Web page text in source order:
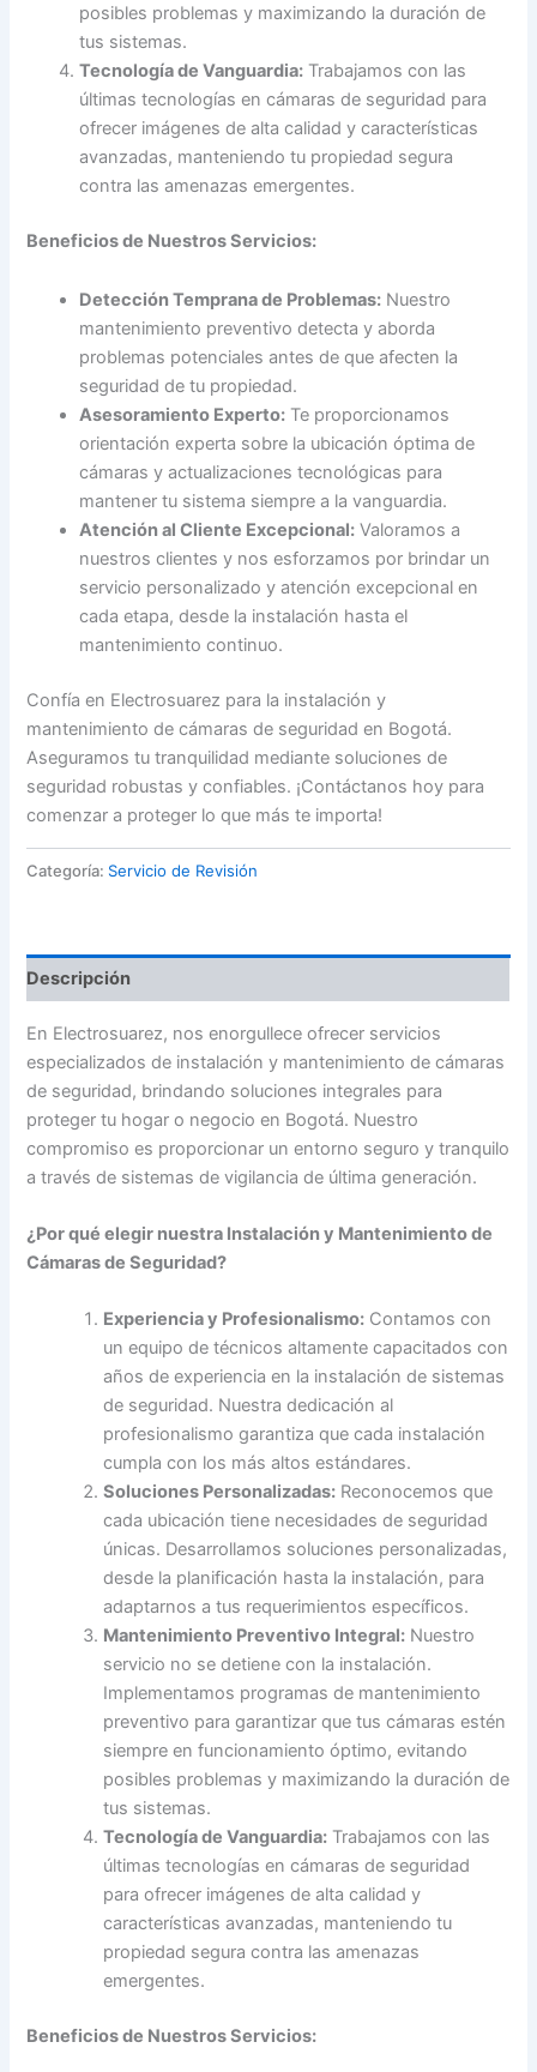
posibles problemas y maximizando la duración de
tus sistemas.
Tecnología de Vanguardia: Trabajamos con las
últimas tecnologías en cámaras de seguridad para
ofrecer imágenes de alta calidad y características
avanzadas, manteniendo tu propiedad segura
contra las amenazas emergentes.
Beneficios de Nuestros Servicios:
Detección Temprana de Problemas: Nuestro
mantenimiento preventivo detecta y aborda
problemas potenciales antes de que afecten la
seguridad de tu propiedad.
Asesoramiento Experto: Te proporcionamos
orientación experta sobre la ubicación óptima de
cámaras y actualizaciones tecnológicas para
mantener tu sistema siempre a la vanguardia.
Atención al Cliente Excepcional: Valoramos a
nuestros clientes y nos esforzamos por brindar un
servicio personalizado y atención excepcional en
cada etapa, desde la instalación hasta el
mantenimiento continuo.
Confía en Electrosuarez para la instalación y
mantenimiento de cámaras de seguridad en Bogotá.
Aseguramos tu tranquilidad mediante soluciones de
seguridad robustas y confiables. ¡Contáctanos hoy para
comenzar a proteger lo que más te importa!
Categoría: Servicio de Revisión
Descripción
En Electrosuarez, nos enorgullece ofrecer servicios
especializados de instalación y mantenimiento de cámaras
de seguridad, brindando soluciones integrales para
proteger tu hogar o negocio en Bogotá. Nuestro
compromiso es proporcionar un entorno seguro y tranquilo
a través de sistemas de vigilancia de última generación.
¿Por qué elegir nuestra Instalación y Mantenimiento de
Cámaras de Seguridad?
Experiencia y Profesionalismo: Contamos con
un equipo de técnicos altamente capacitados con
años de experiencia en la instalación de sistemas
de seguridad. Nuestra dedicación al
profesionalismo garantiza que cada instalación
cumpla con los más altos estándares.
Soluciones Personalizadas: Reconocemos que
cada ubicación tiene necesidades de seguridad
únicas. Desarrollamos soluciones personalizadas,
desde la planificación hasta la instalación, para
adaptarnos a tus requerimientos específicos.
Mantenimiento Preventivo Integral: Nuestro
servicio no se detiene con la instalación.
Implementamos programas de mantenimiento
preventivo para garantizar que tus cámaras estén
siempre en funcionamiento óptimo, evitando
posibles problemas y maximizando la duración de
tus sistemas.
Tecnología de Vanguardia: Trabajamos con las
últimas tecnologías en cámaras de seguridad
para ofrecer imágenes de alta calidad y
características avanzadas, manteniendo tu
propiedad segura contra las amenazas
emergentes.
Beneficios de Nuestros Servicios: